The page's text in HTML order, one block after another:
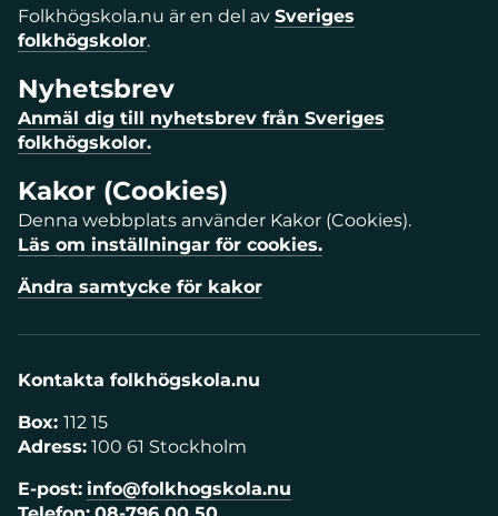
Folkhögskola.nu är en del av Sveriges
folkhögskolor.
Nyhetsbrev
Anmäl dig till nyhetsbrev från Sveriges
folkhögskolor.
Kakor (Cookies)
Denna webbplats använder Kakor (Cookies).
Läs om inställningar för cookies.
Ändra samtycke för kakor
Kontakta folkhögskola.nu
Box: 112 15
Adress: 100 61 Stockholm
E-post: info@folkhogskola.nu